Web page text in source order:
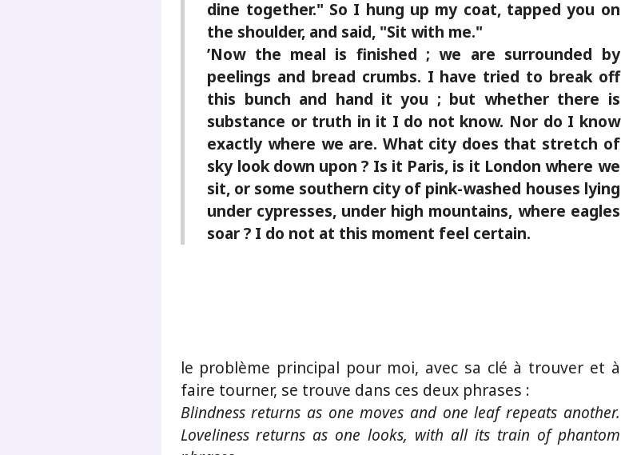
dine together." So I hung up my coat, tapped you on
the shoulder, and said, "Sit with me."
’Now the meal is finished ; we are surrounded by
peelings and bread crumbs. I have tried to break off
this bunch and hand it you ; but whether there is
substance or truth in it I do not know. Nor do I know
exactly where we are. What city does that stretch of
sky look down upon ? Is it Paris, is it London where we
sit, or some southern city of pink-washed houses lying
under cypresses, under high mountains, where eagles
soar ? I do not at this moment feel certain.
le problème principal pour moi, avec sa clé à trouver et à
faire tourner, se trouve dans ces deux phrases :
Blindness returns as one moves and one leaf repeats another.
Loveliness returns as one looks, with all its train of phantom